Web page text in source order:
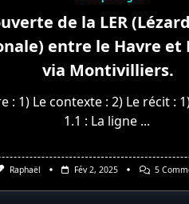
de la LER
entre le Havre et
via Montivilliers.
: 1) Le contexte : 2) Le récit :
1.1 : La ligne ...
Raphaël Fév 2, 2025 5